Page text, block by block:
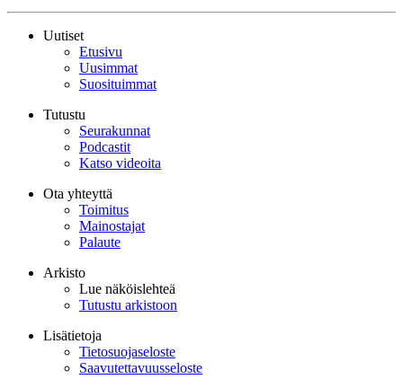
Uutiset
Etusivu
Uusimmat
Suosituimmat
Tutustu
Seurakunnat
Podcastit
Katso videoita
Ota yhteyttä
Toimitus
Mainostajat
Palaute
Arkisto
Lue näköislehteä
Tutustu arkistoon
Lisätietoja
Tietosuojaseloste
Saavutettavuusseloste